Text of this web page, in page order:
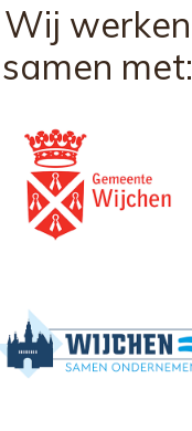
Wij werken
samen met: